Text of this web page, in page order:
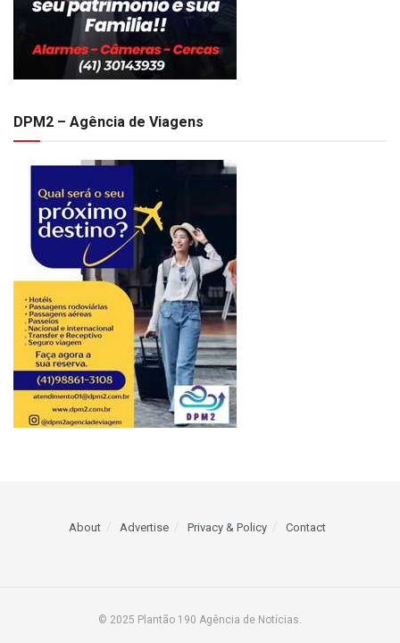
DPM2 – Agência de Viagens
About Advertise Privacy & Policy Contact
© 2025 Plantão 190 Agência de Notícias.